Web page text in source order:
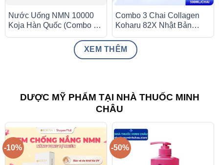
Nước Uống NMN 10000
Koja Hàn Quốc (Combo 3
Combo 3 Chai Collagen
Koharu 82X Nhật Bản
Da, Chống Lão Hóa
XEM THÊM
DƯỢC MỸ PHẨM TẠI NHÀ THUỐC MINH
CHÂU
-10% -50%